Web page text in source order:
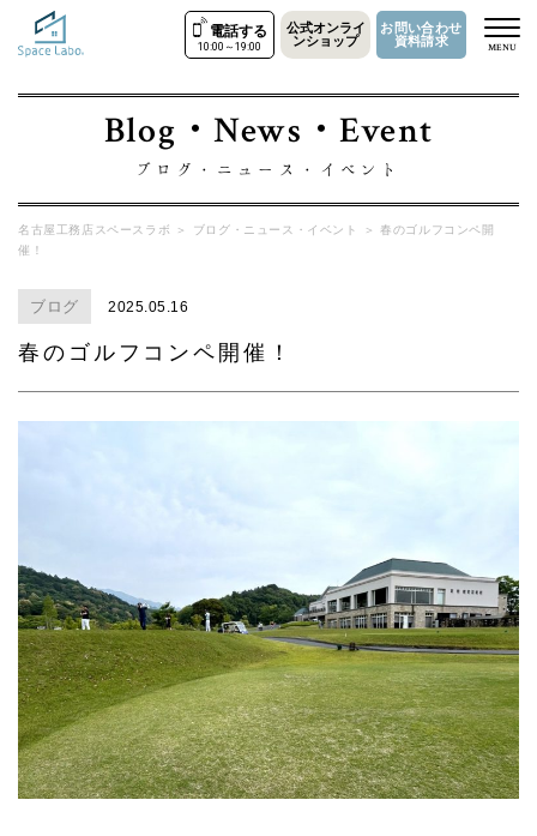
電話する
10:00～19:00
公式オンライ
ンショップ
お問い合わせ
資料請求
MENU
Blog・News・Event
ブログ・ニュース・イベント
名古屋工務店スペースラボ ＞ ブログ・ニュース・イベント ＞
春のゴルフコンペ開
催！
ブログ 2025.05.16
春のゴルフコンペ開催！